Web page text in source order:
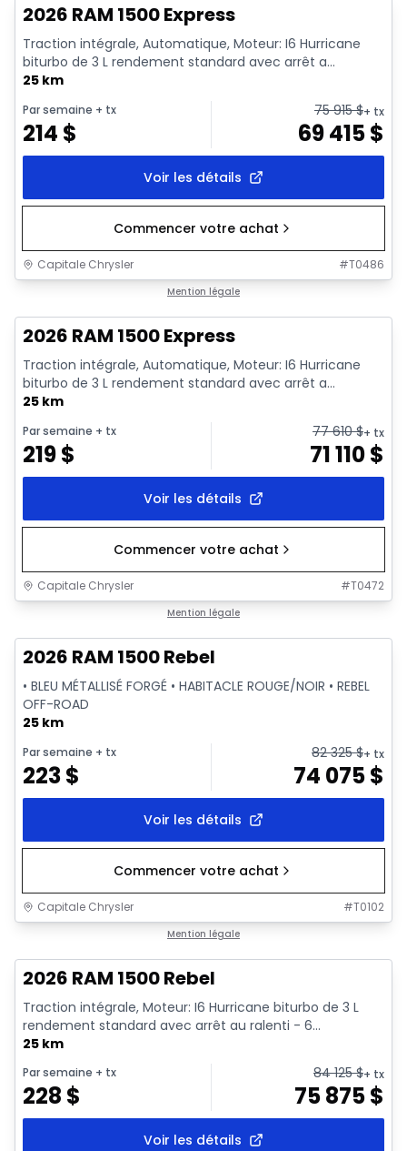
2026 RAM 1500 Express
Traction intégrale, Automatique, Moteur: I6 Hurricane
biturbo de 3 L rendement standard avec arrêt a...
25 km
Par semaine + tx
214 $
75 915$+ tx
69 415$
Voir les détails
Commencer votre achat
Capitale Chrysler #T0486
Mention légale
2026 RAM 1500 Express
Traction intégrale, Automatique, Moteur: I6 Hurricane
biturbo de 3 L rendement standard avec arrêt a...
25 km
Par semaine + tx
219$
77 610$+ tx
71 110$
Voir les détails
Commencer votre achat
Capitale Chrysler #T0472
Mention légale
2026 RAM 1500 Rebel
• BLEU MÉTALLISÉ FORGÉ • HABITACLE ROUGE/NOIR • REBEL
OFF-ROAD
25 km
Par semaine + tx
223$
82 325$+ tx
74 075$
Voir les détails
Commencer votre achat
Capitale Chrysler #T0102
Mention légale
2026 RAM 1500 Rebel
Traction intégrale, Moteur: I6 Hurricane biturbo de 3 L
rendement standard avec arrêt au ralenti - 6...
25 km
Par semaine + tx
228 $
84 125$+ tx
75 875$
Voir les détails